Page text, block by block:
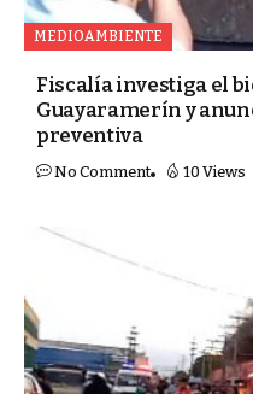
MEDIOAMBIENTE
Fiscalía investiga el
Guayaramerín y
preventiva
No Comment 10 Views